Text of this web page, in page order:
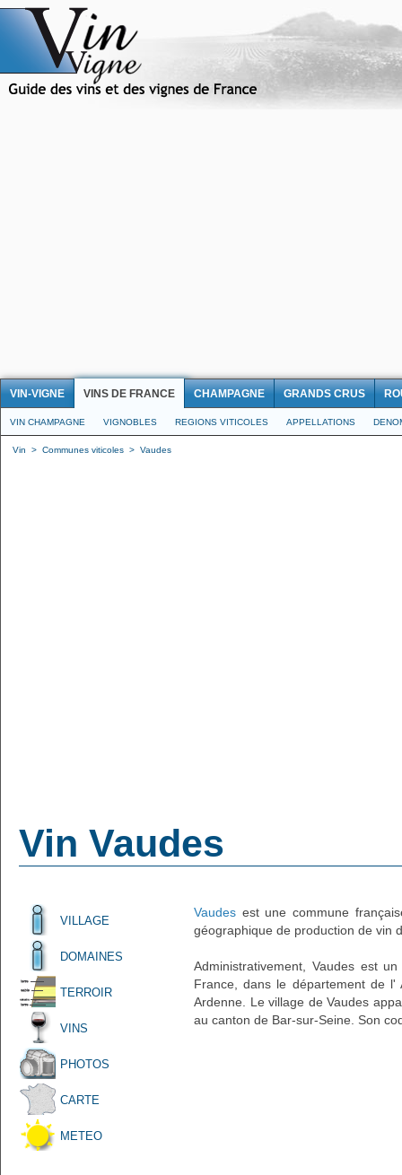
VIN-VIGNE VINS DE FRANCE CHAMPAGNE GRANDS CRUS
VIN CHAMPAGNE VIGNOBLES REGIONS VITICOLES APPELLATIONS
Vin > Communes viticoles > Vaudes
Vin Vaudes
VILLAGE
DOMAINES
TERROIR
VINS
PHOTOS
CARTE
METEO
Vaudes est une commune
géographique de production de vin
Administrativement, Vaudes est
France, dans le département de
Ardenne. Le village de Vaudes
au canton de Bar-sur-Seine. Son